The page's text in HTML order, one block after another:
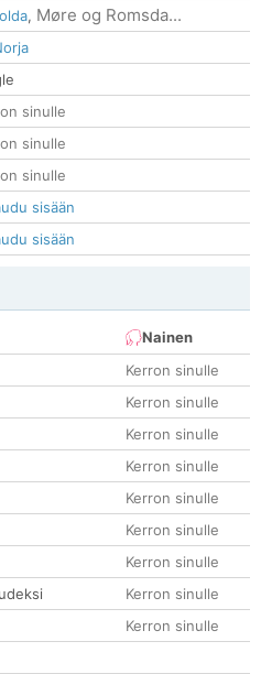
, Møre og Romsda...
sinulle
sinulle
sinulle
sisään
sisään
Nainen
Kerron sinulle
Kerron sinulle
Kerron sinulle
Kerron sinulle
Kerron sinulle
Kerron sinulle
Kerron sinulle
Kerron sinulle
Kerron sinulle